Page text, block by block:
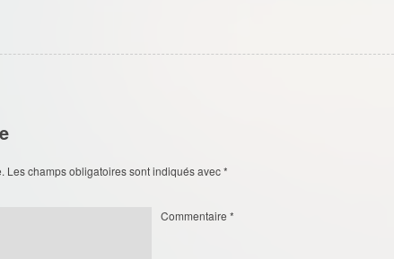
Les champs obligatoires sont indiqués avec*
Commentaire *